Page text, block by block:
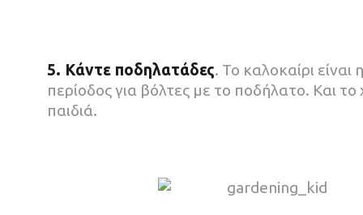
5. Κάντε ποδηλατάδες. Το καλοκαίρι
περίοδος για βόλτες με το ποδήλατο. Και το
παιδιά.